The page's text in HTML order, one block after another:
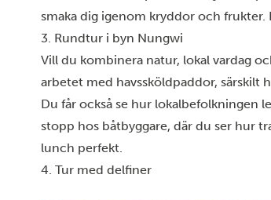
smaka dig igenom kryddor och
3. Rundtur i byn Nungwi
Vill du kombinera natur, lokal vardag
arbetet med havssköldpaddor, särskilt
Du får också se hur lokalbefolkningen
stopp hos båtbyggare, där du ser hur
lunch perfekt.
4. Tur med delfiner